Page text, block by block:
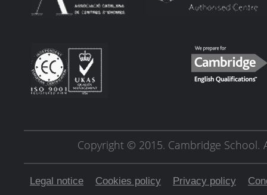
Copyright © 2015. Cambridge School.
Legal notice Cookies policy Privacy policy